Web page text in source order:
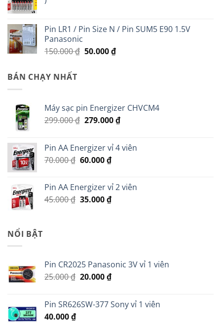
Pin LR1 / Pin Size N / Pin SUM5 E90 1.5V
Panasonic
150.000₫ Giá
50.000₫Giá
BÁN CHẠY NHẤT
Máy sạc pin Energizer CHVCM4
299.000₫ Giá
299.000 ₫.
279.000₫Giá
là:
Pin AA Energizer vỉ 4 viên
70.000₫ Giá
70.000 ₫.
60.000₫Giá
là:
60.000 ₫.
Pin AA Energizer vỉ 2 viên
45.000₫ Giá
35.000₫Giá
NỔI BẬT
Pin CR2025 Panasonic 3V vỉ 1 viên
25.000₫ Giá
25.000 ₫.
20.000₫Giá
là:
Pin SR626SW-377 Sony vỉ 1 viên
40.000₫